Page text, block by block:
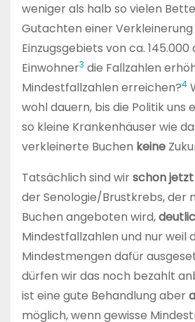
weniger als halb so vielen
Gutachten einer Verkleinerung
Einzugsgebiets von ca. 145.000
Einwohner3 die Fallzahlen
Mindestfallzahlen erreichen?4
wohl dauern, bis die Politik uns
so kleine Krankenhäuser wie
verkleinerte Buchen keine
Tatsächlich sind wirschon jetzt
der Senologie/Brustkrebs, der
Buchen angeboten wird,
Mindestfallzahlen und nur weil
Mindestmengen dafür
dürfen wir das noch bezahlt
ist eine gute Behandlung aber
möglich, wenn gewisse